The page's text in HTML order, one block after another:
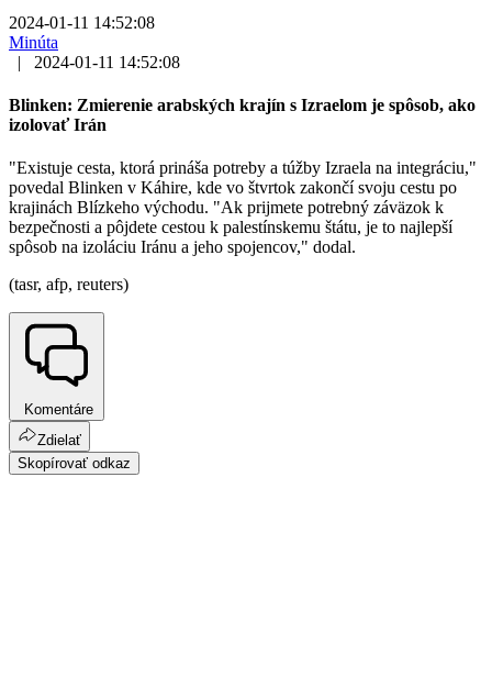
2024-01-11 14:52:08
Minúta
|
2024-01-11 14:52:08
Blinken: Zmierenie arabských krajín s Izraelom je spôsob, ako
izolovať Irán
"Existuje cesta, ktorá prináša potreby a túžby Izraela na integráciu,"
povedal Blinken v Káhire, kde vo štvrtok zakončí svoju cestu po
krajinách Blízkeho východu. "Ak prijmete potrebný záväzok k
bezpečnosti a pôjdete cestou k palestínskemu štátu, je to najlepší
spôsob na izoláciu Iránu a jeho spojencov," dodal.
(tasr, afp, reuters)
Komentáre
Zdielať
Skopírovať odkaz